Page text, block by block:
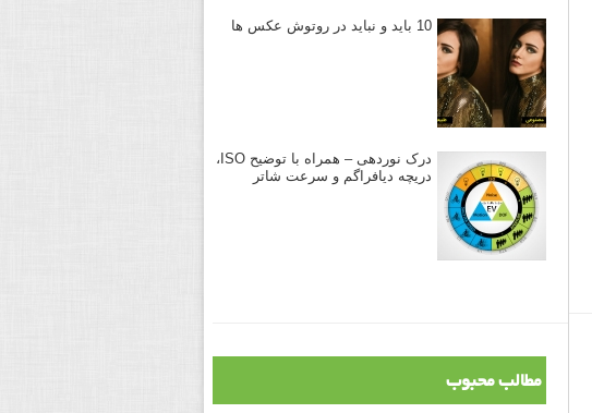
10 باید و نباید در روتوش عکس ها
درک نوردهی – همراه با توضیح ISO،
دریچه دیافراگم و سرعت شاتر
مطالب محبوب